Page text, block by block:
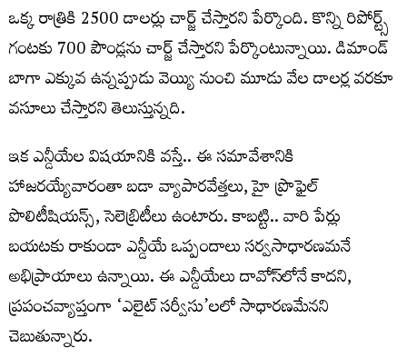
ఒక్క రాత్రికి 2500 డాలర్లు చార్జ్‌ చేస్తారని పేర్కొంది. కొన్ని రిపోర్ట్స్‌
గంటకు 700 పౌండ్లను చార్జ్‌ చేస్తారని పేర్కొంటున్నాయి. డిమాండ్‌
బాగా ఎక్కువ ఉన్నప్పుడు వెయ్యి నుంచి మూడు వేల డాలర్ల వరకూ
వసూలు చేస్తారని తెలుస్తున్నది.
ఇక ఎన్డీయేల విషయానికి వస్తే.. ఈ సమావేశానికి
హాజరయ్యేవారంతా బడా వ్యాపారవేత్తలు, హై ప్రొఫైల్‌
పొలిటీషియన్స్‌, సెలెబ్రిటీలు ఉంటారు. కాబట్టి.. వారి పేర్లు
బయటకు రాకుండా ఎన్డీయే ఒప్పందాలు సర్వసాధారణమనే
అభిప్రాయాలు ఉన్నాయి. ఈ ఎన్డీయేలు దావోస్‌లోనే కాదని,
ప్రపంచవ్యాప్తంగా ‘ఎలైట్‌ సర్వీసు’లలో సాధారణమేనని
చెబుతున్నారు.